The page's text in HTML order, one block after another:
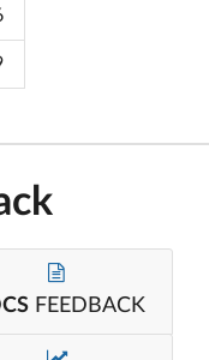
FEEDBACK